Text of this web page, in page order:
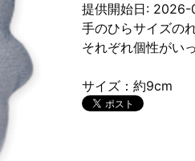
提供開始日:
手のひらサイズの
それぞれ個性がい
サイズ：約9cm